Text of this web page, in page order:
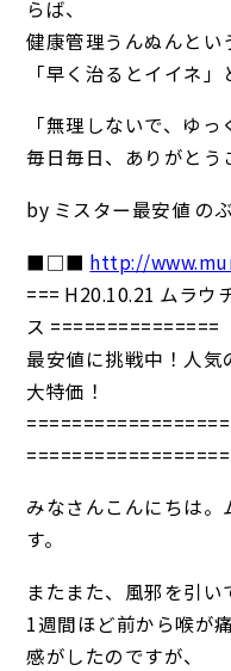
らば、
健康管理うんぬんとい
「早く治るとイイネ」
「無理しないで、ゆ
毎日毎日、ありがとう
by ミスター最安値 の
■□■ http://
=== H20.10.21 ムラウ
ス ===============
最安値に挑戦中！人気
大特価！
==================
みなさんこんにちは。
す。
またまた、風邪を引い
1週間ほど前から喉が
感がしたのですが、